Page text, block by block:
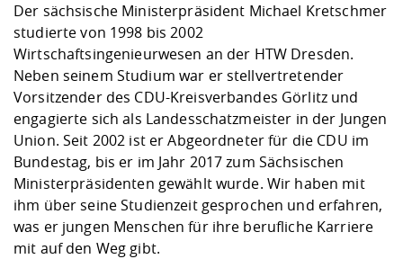
Der sächsische Ministerpräsident Michael Kretschmer
studierte von 1998 bis 2002
Wirtschaftsingenieurwesen an der HTW Dresden.
Neben seinem Studium war er stellvertretender
Vorsitzender des CDU-Kreisverbandes Görlitz und
engagierte sich als Landesschatzmeister in der Jungen
Union. Seit 2002 ist er Abgeordneter für die CDU im
Bundestag, bis er im Jahr 2017 zum Sächsischen
Ministerpräsidenten gewählt wurde. Wir haben mit
ihm über seine Studienzeit gesprochen und erfahren,
was er jungen Menschen für ihre berufliche Karriere
mit auf den Weg gibt.